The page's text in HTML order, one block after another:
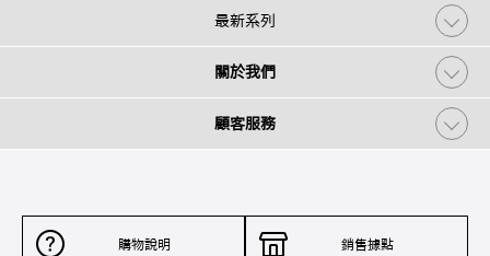
最新系列
關於我們
顧客服務
購物說明 銷售據點